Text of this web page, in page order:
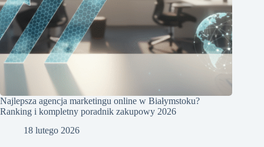
Najlepsza agencja marketingu online w Białymstoku?
Ranking i kompletny poradnik zakupowy 2026
18 lutego 2026